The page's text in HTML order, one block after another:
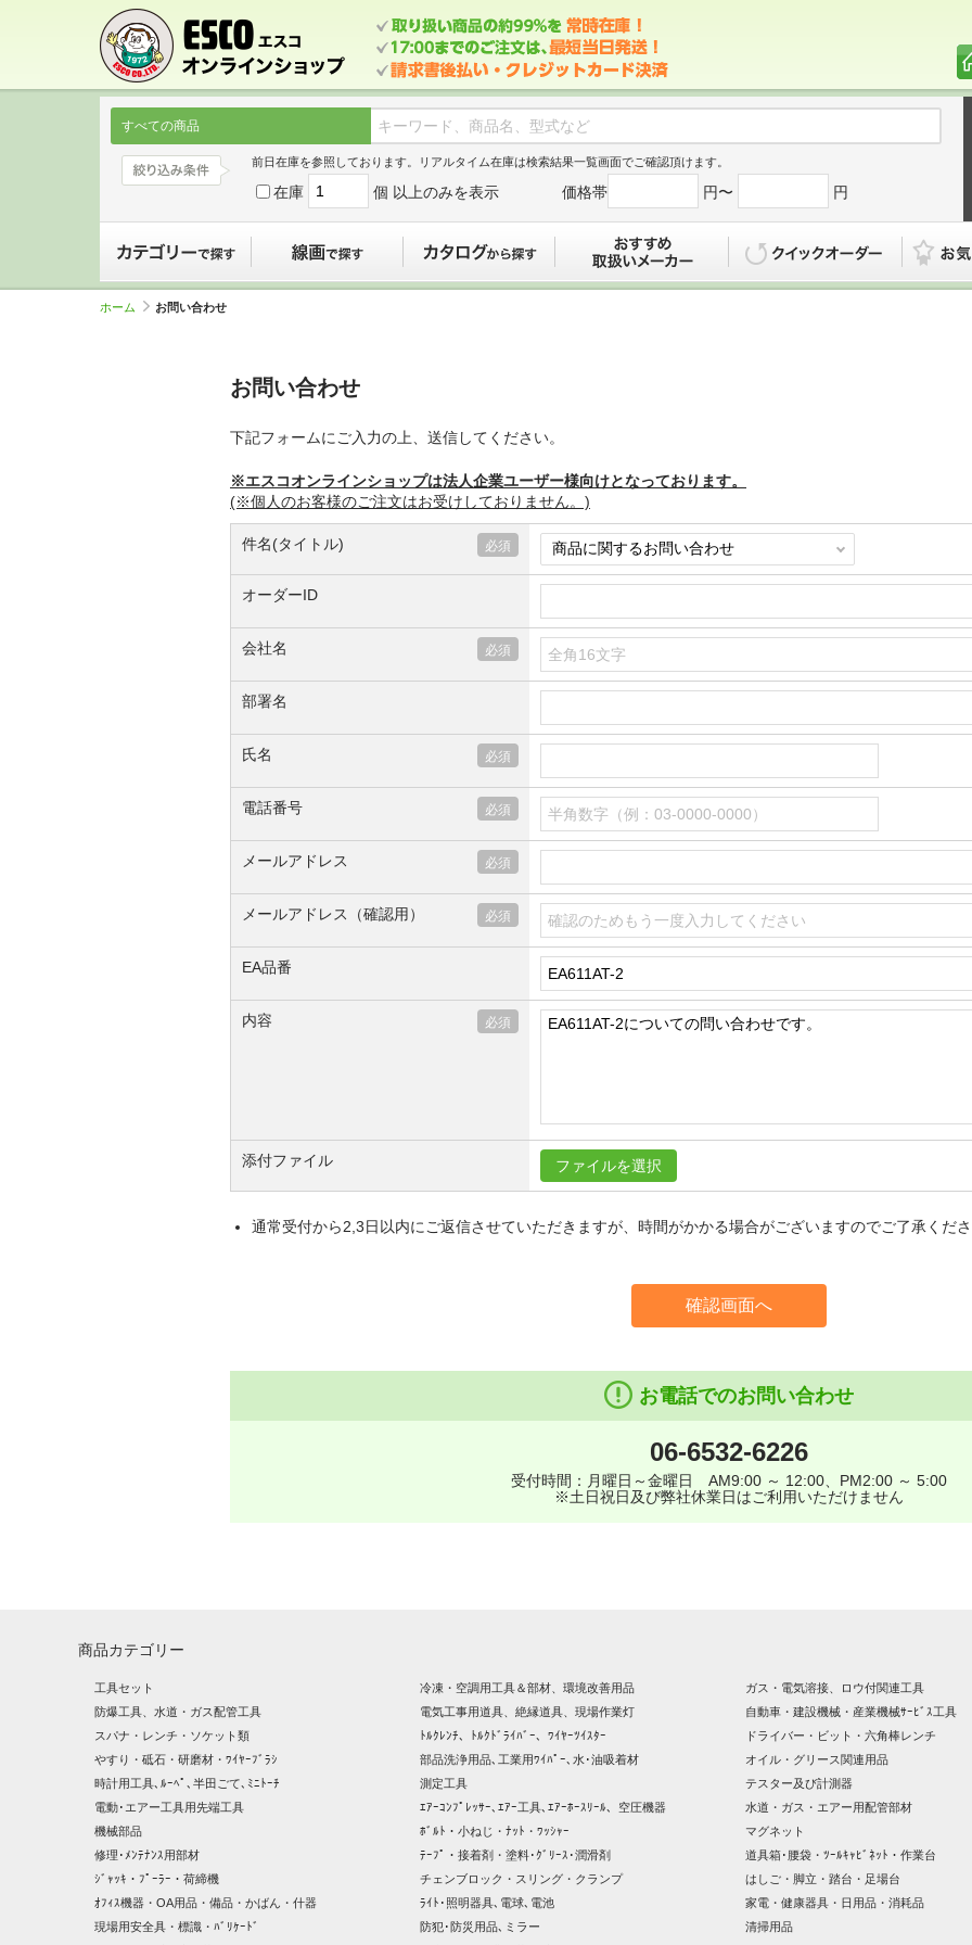
すべての商品
前日在庫を参照しております。リアルタイム在庫は検索結果一覧画面でご確認頂けます。
在庫 個 以上のみを表示 価格帯 円〜 円
ホーム お問い合わせ
お問い合わせ
下記フォームにご入力の上、送信してください。
※エスコオンラインショップは法人企業ユーザー様向けとなっております。
(※個人のお客様のご注文はお受けしておりません。)
件名(タイトル)
オーダーID
会社名
部署名
氏名
電話番号
メールアドレス
メールアドレス（確認用）
EA品番
内容
添付ファイル ファイルを選択
通常受付から2,3日以内にご返信させていただきますが、時間がかかる場合がございますのでご了承くだ
確認画面へ
お電話でのお問い合わせ
06-6532-6226
受付時間：月曜日～金曜日 AM9:00 ～ 12:00、PM2:00 ～ 5:00
※土日祝日及び弊社休業日はご利用いただけません
商品カテゴリー
工具セット 冷凍・空調用工具＆部材、環境改善用品
ガス・電気溶接、ロウ付関連工具
防爆工具、水道・ガス配管工具
電気工事用道具、絶縁道具、現場作業灯
自動車・建設機械・産業機械ｻｰﾋﾞｽ工具
スパナ・レンチ・ソケット類
ﾄﾙｸﾚﾝﾁ、ﾄﾙｸﾄﾞﾗｲﾊﾞｰ、ﾜｲﾔｰﾂｲｽﾀｰ
ドライバー・ビット・六角棒レンチ
やすり・砥石・研磨材・ﾜｲﾔｰﾌﾞﾗｼ
部品洗浄用品､工業用ﾜｲﾊﾟｰ､水･油吸着材
オイル・グリース関連用品
時計用工具､ﾙｰﾍﾟ､半田ごて､ﾐﾆﾄｰﾁ
測定工具
テスター及び計測器
電動･エアー工具用先端工具
ｴｱｰｺﾝﾌﾟﾚｯｻｰ､ｴｱｰ工具､ｴｱｰﾎｰｽﾘｰﾙ、空圧機器
水道・ガス・エアー用配管部材
機械部品
ﾎﾞﾙﾄ・小ねじ・ﾅｯﾄ・ﾜｯｼｬｰ
マグネット
修理･ﾒﾝﾃﾅﾝｽ用部材
ﾃｰﾌﾟ・接着剤・塗料･ｸﾞﾘｰｽ･潤滑剤
道具箱･腰袋・ﾂｰﾙｷｬﾋﾞﾈｯﾄ・作業台
ｼﾞｬｯｷ・ﾌﾟｰﾗｰ・荷締機
チェンブロック・スリング・クランプ
はしご・脚立・踏台・足場台
ｵﾌｨｽ機器・OA用品・備品・かばん・什器
ﾗｲﾄ･照明器具､電球､電池
家電・健康器具・日用品・消耗品
現場用安全具・標識・ﾊﾞﾘｹｰﾄﾞ
防犯･防災用品､ミラー
清掃用品